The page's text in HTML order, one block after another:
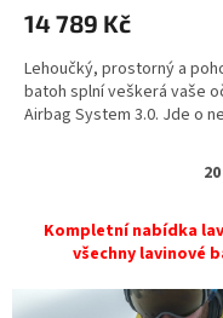
14 789 Kč
Lehoučký, prostorný a
batoh splní veškerá vaše
Airbag System 3.0. Jde o
20
Kompletní nabídka
všechny lavinové